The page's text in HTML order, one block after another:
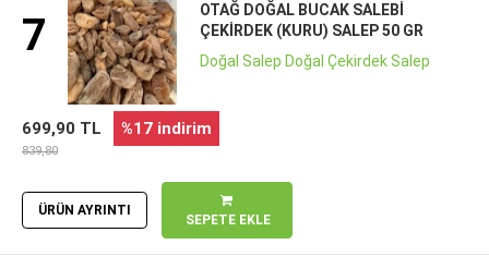
7
OTAĞ DOĞAL BUCAK SALEBI
ÇEKIRDEK (KURU) SALEP 50 GR
Doğal Salep Doğal Çekirdek Salep
699,90 TL %17 indirim
839,80
ÜRÜN AYRINTI
SEPETE EKLE